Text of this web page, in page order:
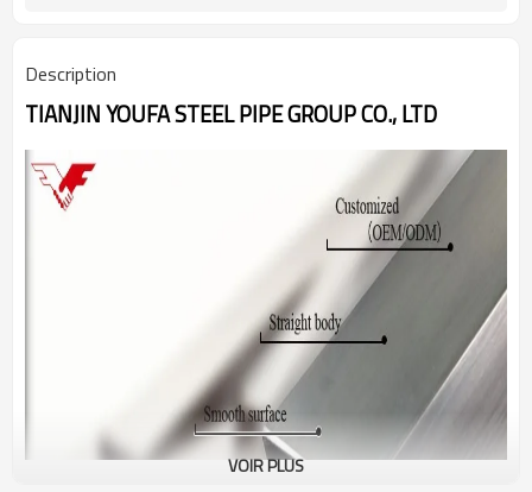
Description
TIANJIN YOUFA STEEL PIPE GROUP CO., LTD
VOIR PLUS